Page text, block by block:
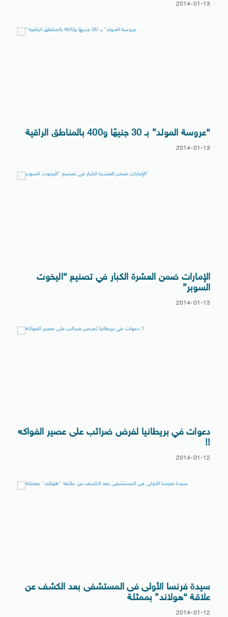
2014-01-13
“عروسة المولد” بـ 30 جنيهًا و400 بالمناطق الراقية
2014-01-13
الإمارات ضمن العشرة الكبار في تصنيع “اليخوت
السوبر”
2014-01-13
دعوات في بريطانيا لفرض ضرائب على عصير الفواكه
!!
2014-01-12
سيدة فرنسا الأولى فى المستشفى بعد الكشف عن
علاقة “هولاند” بممثلة
2014-01-12